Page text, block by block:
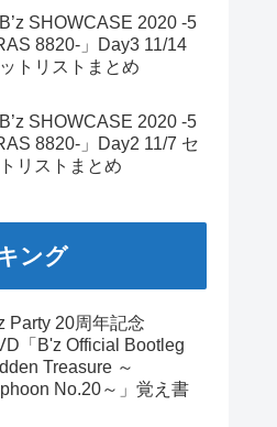
B’z SHOWCASE 2020 -5
8820-」Day3 11/14
トリストまとめ
B’z SHOWCASE 2020 -5
8820-」Day2 11/7 セ
リストまとめ
ング
Party 20周年記念
「B'z Official Bootleg
Treasure ～
No.20～」覚え書